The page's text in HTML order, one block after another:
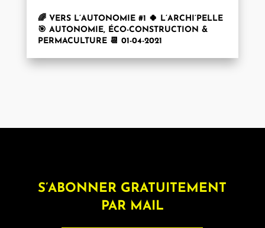
🌈 VERS L’AUTONOMIE #1 🍀 L’ARCHI’PELLE
🎯 AUTONOMIE, ÉCO-CONSTRUCTION &
PERMACULTURE 📆 01-04-2021
S’ABONNER GRATUITEMENT
PAR MAIL